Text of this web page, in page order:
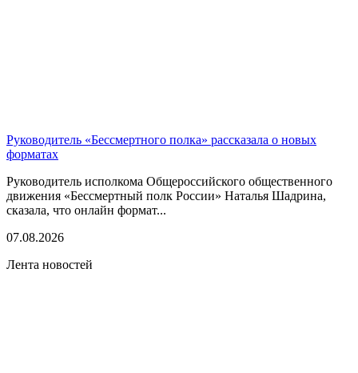
Руководитель «Бессмертного полка» рассказала о новых
форматах
Руководитель исполкома Общероссийского общественного
движения «Бессмертный полк России» Наталья Шадрина,
сказала, что онлайн формат...
07.08.2026
Лента новостей